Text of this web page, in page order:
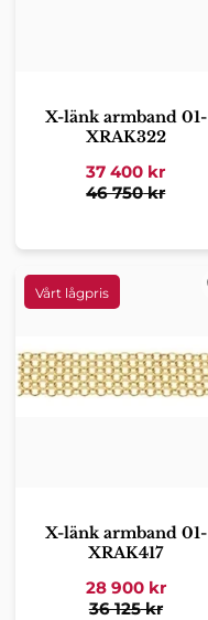
X-länk armband 01-
XRAK322
37 400 kr
46 750kr
X-länk armband 01-
XRAK417
28 900kr
36 125kr